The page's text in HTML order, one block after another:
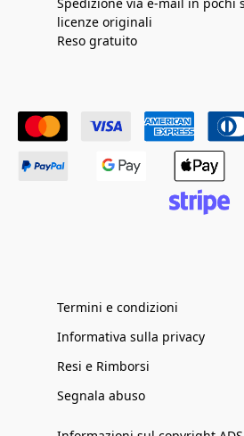
licenze originali
Reso gratuito
Termini e condizioni
Informativa sulla privacy
Resi e Rimborsi
Segnala abuso